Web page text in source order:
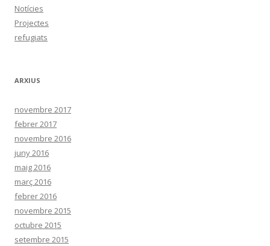
Notícies
Projectes
refugiats
ARXIUS
novembre 2017
febrer 2017
novembre 2016
juny 2016
maig 2016
març 2016
febrer 2016
novembre 2015
octubre 2015
setembre 2015